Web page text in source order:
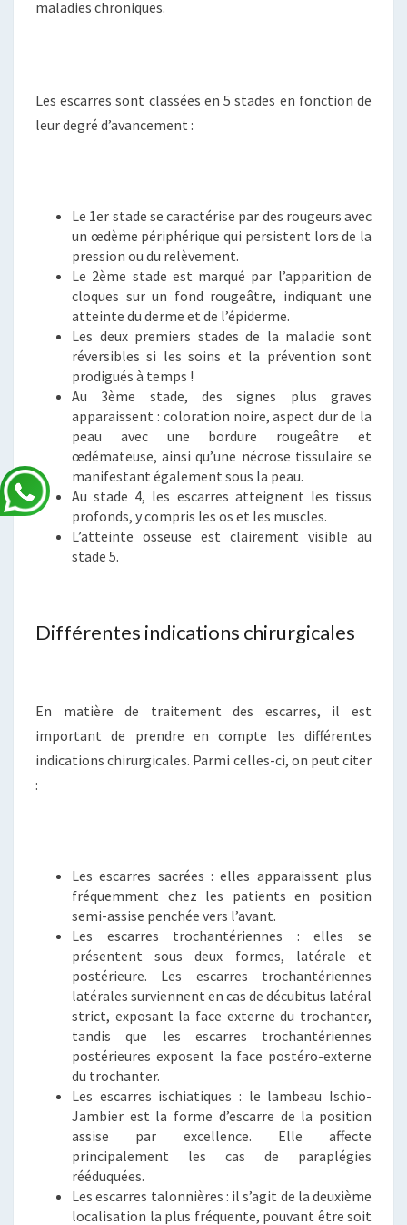
maladies chroniques.
Les escarres sont classées en 5 stades en fonction de
leur degré d’avancement :
Le 1er stade se caractérise par des rougeurs avec
un œdème périphérique qui persistent lors de la
pression ou du relèvement.
Le 2ème stade est marqué par l’apparition de
cloques sur un fond rougeâtre, indiquant une
atteinte du derme et de l’épiderme.
Les deux premiers stades de la maladie sont
réversibles si les soins et la prévention sont
prodigués à temps !
Au 3ème stade, des signes plus graves
apparaissent : coloration noire, aspect dur de la
peau avec une bordure rougeâtre et
œdémateuse, ainsi qu’une nécrose tissulaire se
manifestant également sous la peau.
Au stade 4, les escarres atteignent les tissus
profonds, y compris les os et les muscles.
L’atteinte osseuse est clairement visible au
stade 5.
Différentes indications chirurgicales
En matière de traitement des escarres, il est
important de prendre en compte les différentes
indications chirurgicales. Parmi celles-ci, on peut citer
:
Les escarres sacrées : elles apparaissent plus
fréquemment chez les patients en position
semi-assise penchée vers l’avant.
Les escarres trochantériennes : elles se
présentent sous deux formes, latérale et
postérieure. Les escarres trochantériennes
latérales surviennent en cas de décubitus latéral
strict, exposant la face externe du trochanter,
tandis que les escarres trochantériennes
postérieures exposent la face postéro-externe
du trochanter.
Les escarres ischiatiques : le lambeau Ischio-
Jambier est la forme d’escarre de la position
assise par excellence. Elle affecte
principalement les cas de paraplégies
rééduquées.
Les escarres talonnières : il s’agit de la deuxième
localisation la plus fréquente, pouvant être soit